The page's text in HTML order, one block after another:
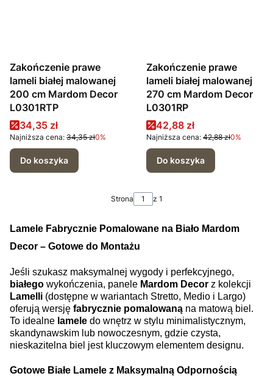
Zakończenie prawe
lameli białej malowanej
200 cm Mardom Decor
L0301RTP
Cena promocyjna
34,35 zł
Najniższa cena: 34,35 zł0%
Do koszyka
Zakończenie prawe
lameli białej malowanej
270 cm Mardom Decor
L0301RP
Cena promocyjna
42,88 zł
Najniższa cena: 42,88 zł0%
Do koszyka
Strona z 1
Lamele Fabrycznie Pomalowane na Biało Mardom
Decor – Gotowe do Montażu
Jeśli szukasz maksymalnej wygody i perfekcyjnego,
białego wykończenia, panele Mardom Decor z kolekcji
Lamelli (dostępne w wariantach Stretto, Medio i Largo)
oferują wersję fabrycznie pomalowaną na matową biel.
To idealne lamele do wnętrz w stylu minimalistycznym,
skandynawskim lub nowoczesnym, gdzie czysta,
nieskazitelna biel jest kluczowym elementem designu.
Gotowe Białe Lamele z Maksymalną Odpornością